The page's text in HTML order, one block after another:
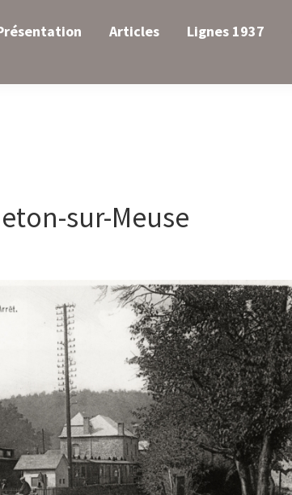
Articles Lignes 1937
sur-Meuse